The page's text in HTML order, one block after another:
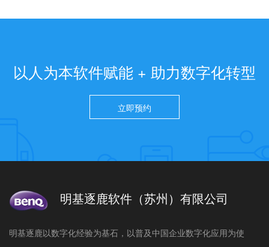
以人为本软件赋能 + 助力数字化转型
立即预约
明基逐鹿软件（苏州）有限公司
明基逐鹿以数字化经验为基石，以普及中国企业数字化应用为使